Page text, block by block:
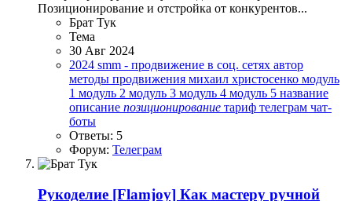
Позиционирование и отстройка от конкурентов...
Брат Тук
Тема
30 Авг 2024
2024 smm - продвижение в соц. сетях автор
методы продвижения михаил христосенко модуль
1 модуль 2 модуль 3 модуль 4 модуль 5 название
описание позиционирование тариф телеграм чат-
боты
Ответы: 5
Форум: Телеграм
Рукоделие [Flamjoy] Как мастеру ручной